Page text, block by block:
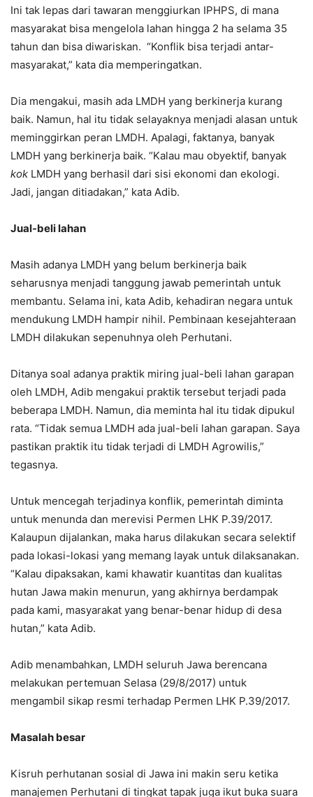
Ini tak lepas dari tawaran menggiurkan IPHPS, di mana
masyarakat bisa mengelola lahan hingga 2 ha selama 35
tahun dan bisa diwariskan. “Konflik bisa terjadi antar-
masyarakat,” kata dia memperingatkan.
Dia mengakui, masih ada LMDH yang berkinerja kurang
baik. Namun, hal itu tidak selayaknya menjadi alasan untuk
meminggirkan peran LMDH. Apalagi, faktanya, banyak
LMDH yang berkinerja baik. “Kalau mau obyektif, banyak
kok LMDH yang berhasil dari sisi ekonomi dan ekologi.
Jadi, jangan ditiadakan,” kata Adib.
Jual-beli lahan
Masih adanya LMDH yang belum berkinerja baik
seharusnya menjadi tanggung jawab pemerintah untuk
membantu. Selama ini, kata Adib, kehadiran negara untuk
mendukung LMDH hampir nihil. Pembinaan kesejahteraan
LMDH dilakukan sepenuhnya oleh Perhutani.
Ditanya soal adanya praktik miring jual-beli lahan garapan
oleh LMDH, Adib mengakui praktik tersebut terjadi pada
beberapa LMDH. Namun, dia meminta hal itu tidak dipukul
rata. “Tidak semua LMDH ada jual-beli lahan garapan. Saya
pastikan praktik itu tidak terjadi di LMDH Agrowilis,”
tegasnya.
Untuk mencegah terjadinya konflik, pemerintah diminta
untuk menunda dan merevisi Permen LHK P.39/2017.
Kalaupun dijalankan, maka harus dilakukan secara selektif
pada lokasi-lokasi yang memang layak untuk dilaksanakan.
“Kalau dipaksakan, kami khawatir kuantitas dan kualitas
hutan Jawa makin menurun, yang akhirnya berdampak
pada kami, masyarakat yang benar-benar hidup di desa
hutan,” kata Adib.
Adib menambahkan, LMDH seluruh Jawa berencana
melakukan pertemuan Selasa (29/8/2017) untuk
mengambil sikap resmi terhadap Permen LHK P.39/2017.
Masalah besar
Kisruh perhutanan sosial di Jawa ini makin seru ketika
manajemen Perhutani di tingkat tapak juga ikut buka suara